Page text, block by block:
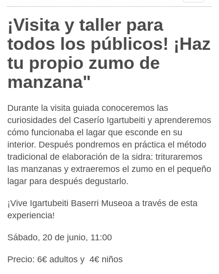
¡Visita y taller para
todos los públicos! ¡Haz
tu propio zumo de
manzana"
Durante la visita guiada conoceremos las
curiosidades del Caserío Igartubeiti y aprenderemos
cómo funcionaba el lagar que esconde en su
interior. Después pondremos en práctica el método
tradicional de elaboración de la sidra: trituraremos
las manzanas y extraeremos el zumo en el pequeño
lagar para después degustarlo.
¡Vive Igartubeiti Baserri Museoa a través de esta
experiencia!
Sábado, 20 de junio, 11:00
Precio: 6€ adultos y 4€ niños